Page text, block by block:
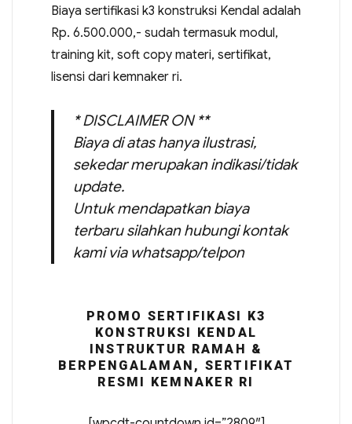
Biaya sertifikasi k3 konstruksi Kendal adalah
Rp. 6.500.000,- sudah termasuk modul,
training kit, soft copy materi, sertifikat,
lisensi dari kemnaker ri.
* DISCLAIMER ON **
Biaya di atas hanya ilustrasi,
sekedar merupakan indikasi/tidak
update.
Untuk mendapatkan biaya
terbaru silahkan hubungi kontak
kami via whatsapp/telpon
PROMO SERTIFIKASI K3
KONSTRUKSI KENDAL
INSTRUKTUR RAMAH &
BERPENGALAMAN, SERTIFIKAT
RESMI KEMNAKER RI